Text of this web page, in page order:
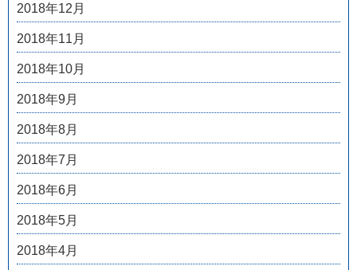
2018年12月
2018年11月
2018年10月
2018年9月
2018年8月
2018年7月
2018年6月
2018年5月
2018年4月